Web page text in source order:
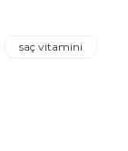
saç vitamini